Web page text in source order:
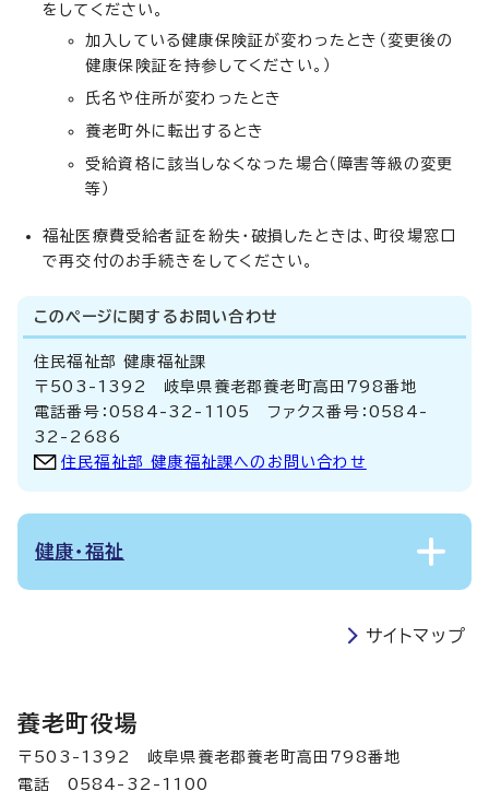
をしてください。
加入している健康保険証が変わったとき（変更後の
健康保険証を持参してください。）
氏名や住所が変わったとき
養老町外に転出するとき
受給資格に該当しなくなった場合（障害等級の変更
等）
福祉医療費受給者証を紛失・破損したときは、町役場窓口
で再交付のお手続きをしてください。
このページに関する お問い合わせ
住民福祉部 健康福祉課
〒503-1392 岐阜県養老郡養老町高田798番地
電話番号：0584-32-1105 ファクス番号：0584-
32-2686
住民福祉部 健康福祉課へのお問い合わせ
健康・福祉
サイトマップ
養老町役場
〒503-1392 岐阜県養老郡養老町高田798番地
電話 0584-32-1100